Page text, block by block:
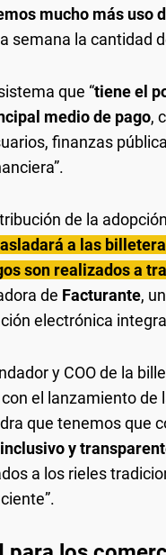
mucho más uso
semana la cantidad
que “tiene el
medio de pago,
finanzas
de la
a las
son realizados a
de Facturante,
electrónica
y COO de la
el lanzamiento de
que tenemos que
y
a los rieles